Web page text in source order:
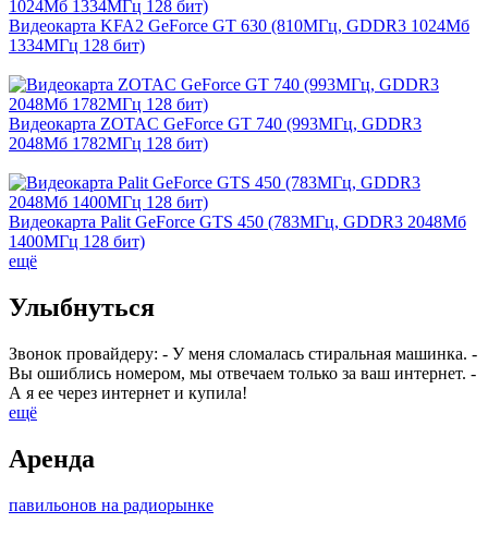
Видеокарта KFA2 GeForce GT 630 (810МГц, GDDR3 1024Мб
1334МГц 128 бит)
Видеокарта ZOTAC GeForce GT 740 (993МГц, GDDR3
2048Мб 1782МГц 128 бит)
Видеокарта Palit GeForce GTS 450 (783МГц, GDDR3 2048Мб
1400МГц 128 бит)
ещё
Улыбнуться
Звонок провайдеру: - У меня сломалась стиральная машинка. -
Вы ошиблись номером, мы отвечаем только за ваш интернет. -
А я ее через интернет и купила!
ещё
Аренда
павильонов на радиорынке